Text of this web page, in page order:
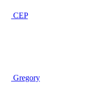
CEP
Gregory